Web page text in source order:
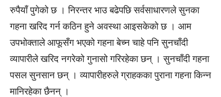
रुपैयाँ पुगेको छ । निरन्तर भाउ बढेपछि सर्वसाधारणले सुनका
गहना खरिद गर्न कठिन हुने अवस्था आइसकेको छ । आम
उपभोक्ताले आफूसँग भएको गहना बेच्न चाहे पनि सुनचाँदी
व्यापारीले खरिद नगरेको गुनासो गरिरहेका छन् । सुनचाँदी गहना
पसल सुनसान छन् । व्यापारीहरुले ग्राहकका पुराना गहना किन्न
मानिरहेका छैनन् ।